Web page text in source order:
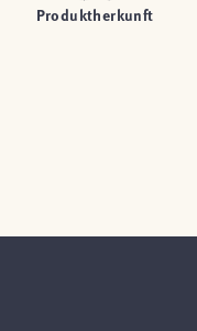
Produktherkunft